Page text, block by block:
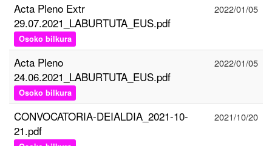
Acta Pleno Extr
29.07.2021_LABURTUTA_EUS.pdf
Osoko bilkura
2022/01/05
Acta Pleno
24.06.2021_LABURTUTA_EUS.pdf
Osoko bilkura
2022/01/05
CONVOCATORIA-DEIALDIA_2021-10-
21.pdf
2021/10/20